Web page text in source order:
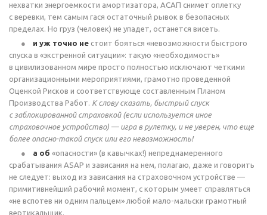
нехватки энергоемкости амортизатора, АСАП снимет оплетку
с веревки, тем самым гася остаточный рывок в безопасных
пределах. Но груз (человек) не упадет, останется висеть.
и уж точно не стоит бояться «невозможности быстрого
спуска в «экстренной ситуации»: такую «необходимость»
в цивилизованном мире просто полностью исключают четкими
организационными мероприятиями, грамотно проведенной
Оценкой Рисков и соответствующе составленным Планом
Производства Работ. К слову сказать, быстрый спуск
с заблокированной страховкой (если используется иное
страховочное устройство) — игра в рулетку, и не уверен, что еще
более опасно-такойспуск или его невозможность!
а об «опасности» (в кавычках!) непреднамеренного
срабатывания ASAP и зависания на нем, полагаю, даже и говорить
не следует: выход из зависания на страховочном устройстве —
примитивнейший рабочий момент, с которым умеет справляться
«не вспотев ни одним пальцем» любой мало-мальски грамотный
вертикальщик.